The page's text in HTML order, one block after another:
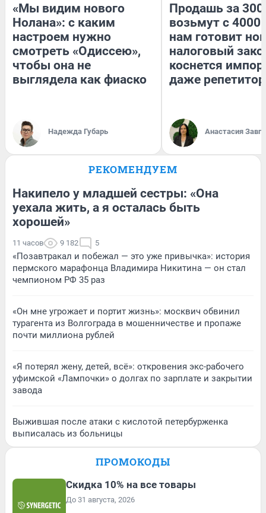
«Мы видим нового
Нолана»: с каким
настроем нужно
смотреть «Одиссею»,
чтобы она не
выглядела как фиаско
Надежда Губарь
Продашь за
возьмут с
нам готовит
налоговый
коснется
даже
Анастасия
РЕКОМЕНДУЕМ
Накипело у младшей сестры: «Она
уехала жить, а я осталась быть
хорошей»
11 часов 9 182 5
«Позавтракал и побежал — это уже привычка»: история
пермского марафонца Владимира Никитина — он стал
чемпионом РФ 35 раз
«Он мне угрожает и портит жизнь»: москвич обвинил
турагента из Волгограда в мошенничестве и пропаже
почти миллиона рублей
«Я потерял жену, детей, всё»: откровения экс-рабочего
уфимской «Лампочки» о долгах по зарплате и закрытии
завода
Выжившая после атаки с кислотой петербурженка
выписалась из больницы
ПРОМОКОДЫ
Скидка 10% на все товары
До 31 августа, 2026